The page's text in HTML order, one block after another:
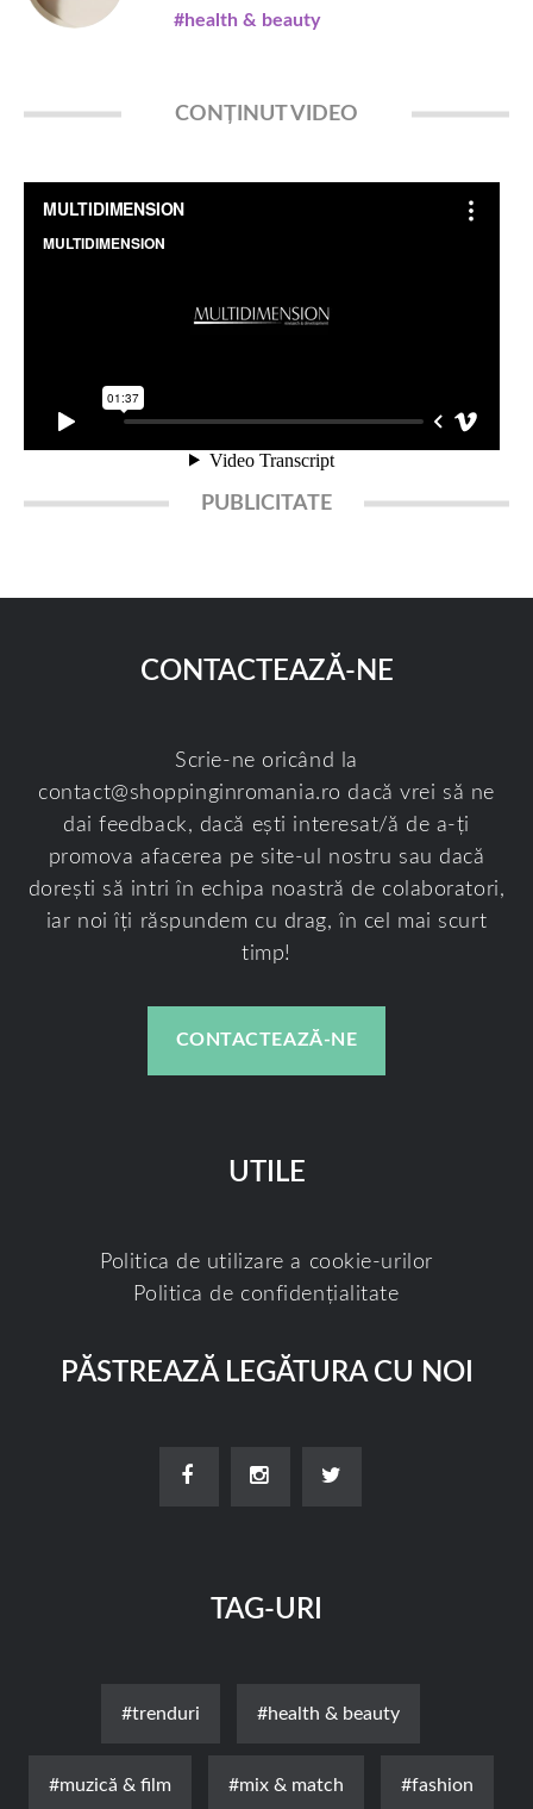
#health & beauty
CONȚINUT VIDEO
PUBLICITATE
CONTACTEAZĂ-NE
Scrie-ne oricând la
contact@shoppinginromania.ro dacă vrei să ne
dai feedback, dacă ești interesat/ă de a-ți
promova afacerea pe site-ul nostru sau dacă
dorești să intri în echipa noastră de colaboratori,
iar noi îți răspundem cu drag, în cel mai scurt
timp!
CONTACTEAZĂ-NE
UTILE
Politica de utilizare a cookie-urilor
Politica de confidențialitate
PĂSTREAZĂ LEGĂTURA CU NOI
TAG-URI
#trenduri #health & beauty
#muzică & film #mix & match #fashion